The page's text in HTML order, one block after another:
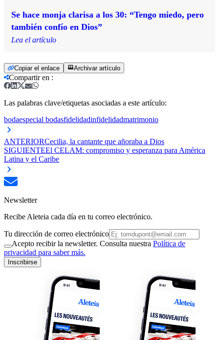
Se hace monja clarisa a los 30: “Tengo miedo, pero
también confío en Dios”
Lea el artículo
Copiar el enlace Archivar artículo
Compartir en :
Las palabras clave/etiquetas asociadas a este artículo:
bodaespecial bodasfidelidadinfidelidadmatrimonio
ANTERIORCecilia, la cantante que añoraba a Dios
SIGUIENTEEl CELAM: compromiso y esperanza para América
Latina y el Caribe
Newsletter
Recibe Aleteia cada día en tu correo electrónico.
Tu dirección de correo electrónico
Acepto recibir la newsletter. Consulta nuestra Política de
privacidad para saber más.
Inscribirse